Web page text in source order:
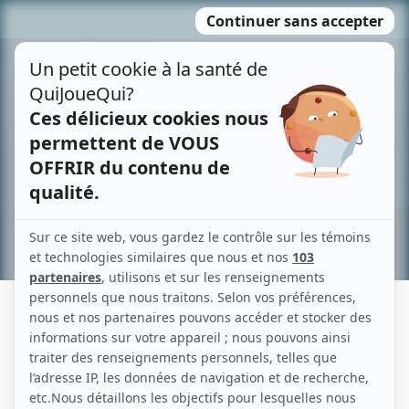
MENU
contenu
Recherche avancée »
FEDELE PAPALIA
Liens
Fiche de Fedele Papalia sur Showbizz.net